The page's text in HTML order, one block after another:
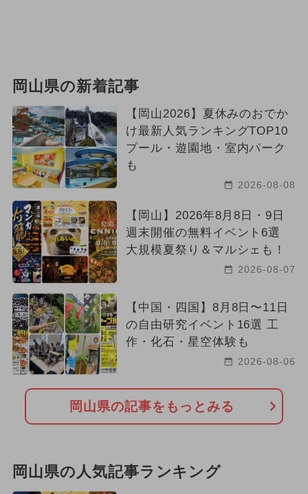
岡山県の新着記事
【岡山2026】夏休みのおでか
け最新人気ランキングTOP10
プール・遊園地・室内パーク
も
2026-08-08
【岡山】2026年8月8日・9日
週末開催の無料イベント6選
大規模夏祭り＆マルシェも！
2026-08-07
【中国・四国】8月8日〜11日
の自由研究イベント16選 工
作・化石・星空体験も
2026-08-06
岡山県の記事をもっとみる
岡山県の人気記事ランキング